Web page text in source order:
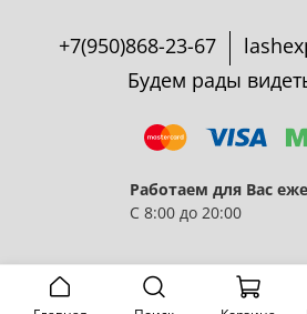
+7(950)868-23-67
Будем рады
Работаем для Вас
С 8:00 до 20:00